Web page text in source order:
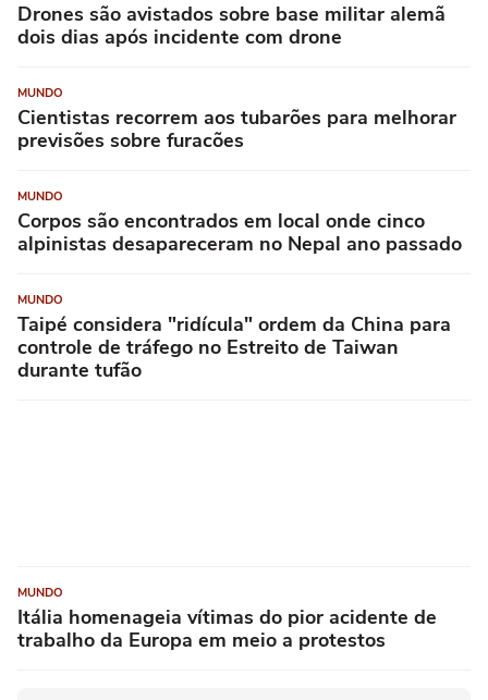
Drones são avistados sobre base militar alemã
dois dias após incidente com drone
MUNDO
Cientistas recorrem aos tubarões para melhorar
previsões sobre furacões
MUNDO
Corpos são encontrados em local onde cinco
alpinistas desapareceram no Nepal ano passado
MUNDO
Taipé considera "ridícula" ordem da China para
controle de tráfego no Estreito de Taiwan
durante tufão
MUNDO
Itália homenageia vítimas do pior acidente de
trabalho da Europa em meio a protestos